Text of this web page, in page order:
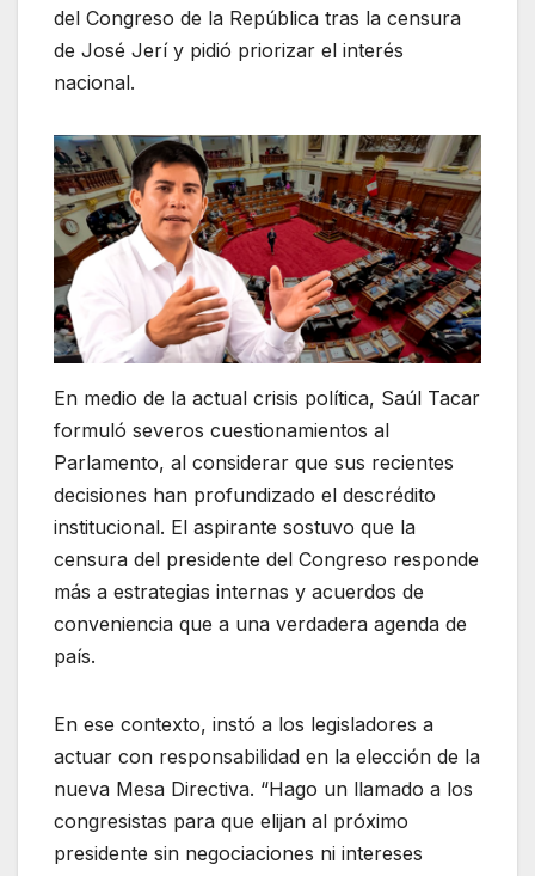
del Congreso de la República tras la censura
de José Jerí y pidió priorizar el interés
nacional.
En medio de la actual crisis política, Saúl Tacar
formuló severos cuestionamientos al
Parlamento, al considerar que sus recientes
decisiones han profundizado el descrédito
institucional. El aspirante sostuvo que la
censura del presidente del Congreso responde
más a estrategias internas y acuerdos de
conveniencia que a una verdadera agenda de
país.
En ese contexto, instó a los legisladores a
actuar con responsabilidad en la elección de la
nueva Mesa Directiva. “Hago un llamado a los
congresistas para que elijan al próximo
presidente sin negociaciones ni intereses